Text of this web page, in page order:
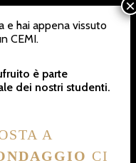
e hai appena vissuto
CEMI.
è parte
dei nostri studenti.
A
CI